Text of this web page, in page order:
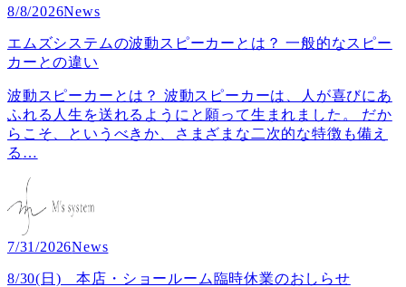
8/8/2026News
エムズシステムの波動スピーカーとは？ 一般的なスピー
カーとの違い
波動スピーカーとは？ 波動スピーカーは、人が喜びにあ
ふれる人生を送れるようにと願って生まれました。 だか
らこそ、というべきか、さまざまな二次的な特徴も備え
る …
7/31/2026News
8/30(日) 本店・ショールーム臨時休業のおしらせ